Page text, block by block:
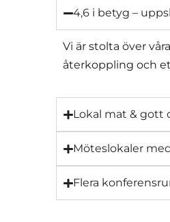
4,6 i betyg –
Vi är stolta över
återkoppling och
Lokal mat & gott
Möteslokaler
Flera